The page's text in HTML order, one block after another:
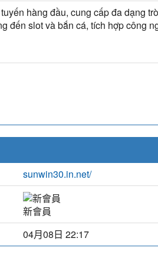
hàng đầu, cung cấp đa dạng
đến slot và bắn cá, tích hợp công
sunwin30.in.net/
新會員
04月08日 22:17